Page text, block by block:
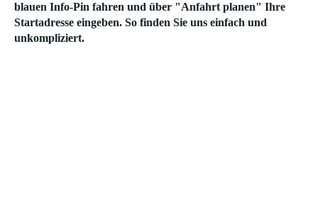
blauen Info-Pin fahren und über "Anfahrt planen" Ihre
Startadresse eingeben. So finden Sie uns einfach und
unkompliziert.